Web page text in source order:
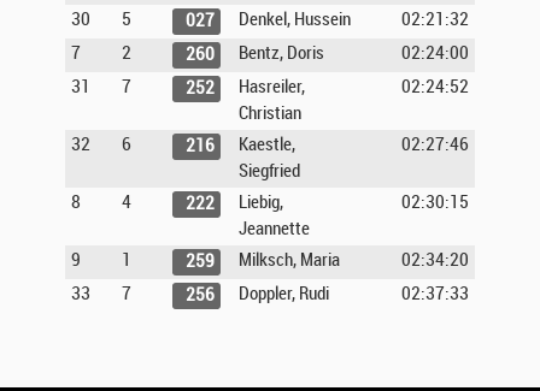
30 5 027 Denkel, Hussein
02:21:32
7
2 260 Bentz, Doris
02:24:00
31
7 252
Hasreiler,
Christian
02:24:52
32 6 216
Kaestle,
Siegfried
02:27:46
8 4 222
Liebig,
Jeannette
02:30:15
9 1 259 Milksch, Maria
02:34:20
33
7 256 Doppler, Rudi 02:37:33